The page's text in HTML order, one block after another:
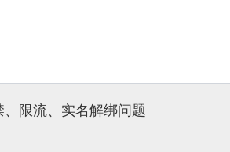
限流、实名解绑问题